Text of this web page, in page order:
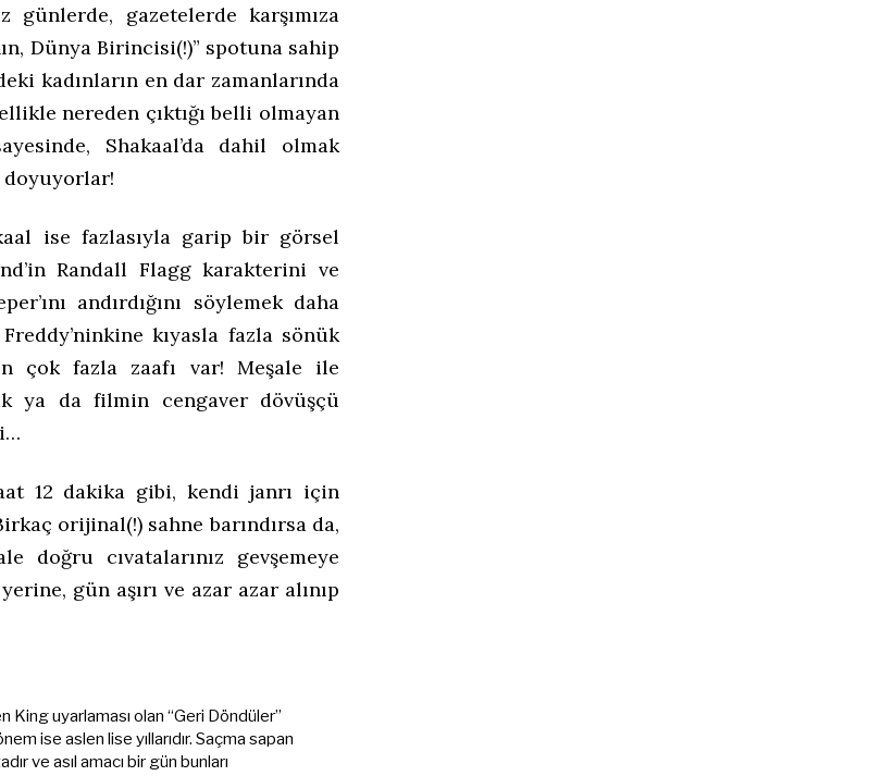
gazetelerde karşımıza
Dünya Birincisi(!)” spotuna sahip
kadınların en dar zamanlarında
nereden çıktığı belli olmayan
Shakaal’da dahil olmak
ise fazlasıyla garip bir görsel
Randall Flagg karakterini ve
andırdığını söylemek daha
kıyasla fazla sönük
çok fazla zaafı var! Meşale ile
ya da filmin cengaver dövüşçü
12 dakika gibi, kendi janrı için
orijinal(!) sahne barındırsa da,
cıvatalarınız gevşemeye
gün aşırı ve azar azar alınıp
King uyarlaması olan “Geri Döndüler”
ise aslen lise yıllarıdır. Saçma sapan
ve asıl amacı bir gün bunları